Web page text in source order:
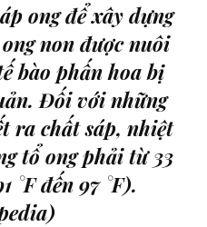
ong để xây dựng
non được nuôi
bào phấn hoa bị
Đối với những
ra chất sáp, nhiệt
tổ ong phải từ 33
°F đến 97 °F).